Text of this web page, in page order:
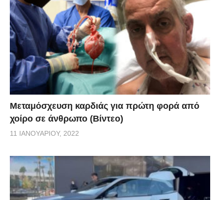
Μεταμόσχευση καρδιάς για πρώτη φορά από
χοίρο σε άνθρωπο (Βίντεο)
11 ΙΑΝΟΥΑΡΊΟΥ, 2022